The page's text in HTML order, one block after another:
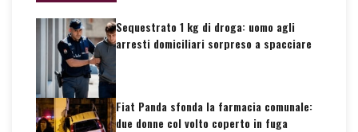
Sequestrato 1 kg di droga: uomo agli
arresti domiciliari sorpreso a spacciare
Fiat Panda sfonda la farmacia comunale:
due donne col volto coperto in fuga